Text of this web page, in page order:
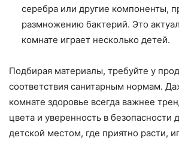
серебра или другие компоненты,
размножению бактерий. Это
комнате играет несколько детей.
Подбирая материалы, требуйте у
соответствия санитарным нормам.
комнате здоровье всегда важнее
цвета и уверенность в безопасности
детской местом, где приятно расти,